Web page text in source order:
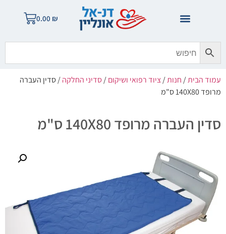
0.00 ₪
עמוד הבית/חנות/ציוד רפואי ושיקום/סדיני החלקה/ סדין העברה
מרופד 140X80 ס"מ
סדין העברה מרופד 140X80 ס"מ